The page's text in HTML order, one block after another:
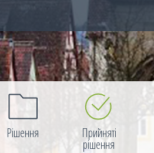
Рішення Прийняті
рішення